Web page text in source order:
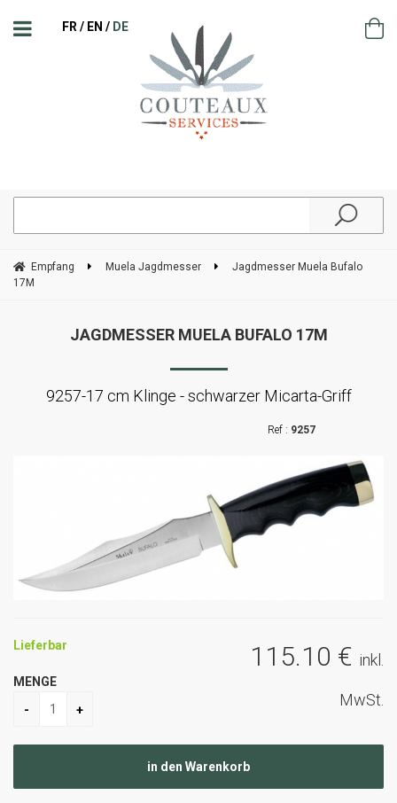
FR EN DE
Empfang Muela Jagdmesser
Jagdmesser Muela Bufalo
17M
JAGDMESSER MUELA BUFALO 17M
9257-17 cm Klinge - schwarzer Micarta-Griff
9257
115.10 € inkl.
MwSt.
Lieferbar
MENGE